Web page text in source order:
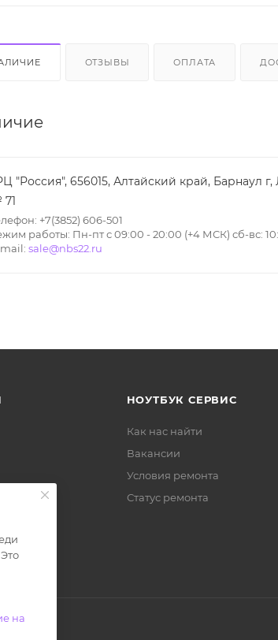
ОТЗЫВЫ ОПЛАТА
"Россия", 656015, Алтайский край, Барнаул
+7(3852) 606-501
работы: Пн-пт с 09:00 - 20:00 (+4 МСК) сб-вс:
sale@nbs22.ru
НОУТБУК СЕРВИС
Как нас найти
Вакансии
Условия ремонта
Статус ремонта
на